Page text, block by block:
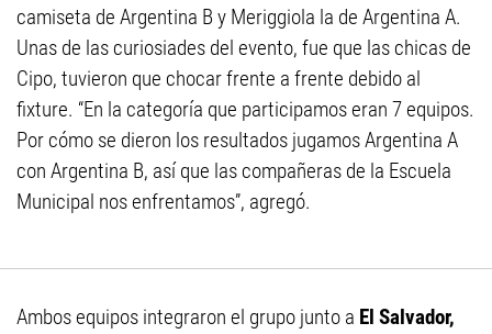
camiseta de Argentina B y Meriggiola la de Argentina A.
Unas de las curiosiades del evento, fue que las chicas de
Cipo, tuvieron que chocar frente a frente debido al
fixture. “En la categoría que participamos eran 7 equipos.
Por cómo se dieron los resultados jugamos Argentina A
con Argentina B, así que las compañeras de la Escuela
Municipal nos enfrentamos”, agregó.
Ambos equipos integraron el grupo junto a El Salvador,